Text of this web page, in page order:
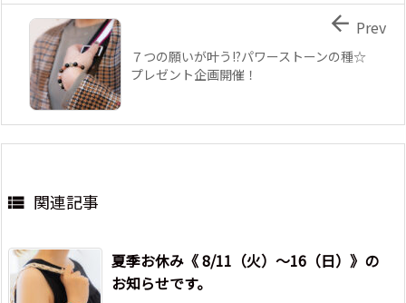
７つの願いが叶う!?パワーストーンの種☆
プレゼント企画開催！
 Prev
 関連記事
夏季お休み《 8/11（火）～16（日）》の
お知らせです。